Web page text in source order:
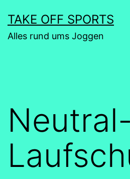
Inhalt
springen
TAKE OFF SPORTS
Alles rund ums Joggen
Neutral-